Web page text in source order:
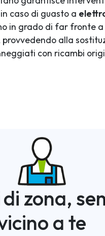
caso di guasto a
in grado di far fronte a
alla
con ricambi
di zona,
a te